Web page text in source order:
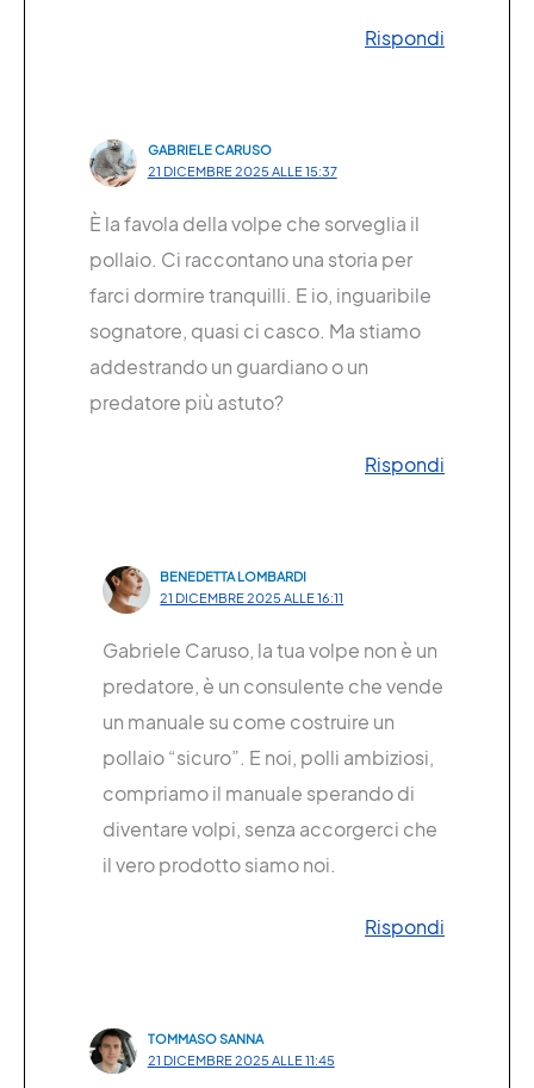
Rispondi
GABRIELE CARUSO
21 DICEMBRE 2025 ALLE 15:37
È la favola della volpe che sorveglia il
pollaio. Ci raccontano una storia per
farci dormire tranquilli. E io, inguaribile
sognatore, quasi ci casco. Ma stiamo
addestrando un guardiano o un
predatore più astuto?
Rispondi
BENEDETTA LOMBARDI
21 DICEMBRE 2025 ALLE 16:11
Gabriele Caruso, la tua volpe non è un
predatore, è un consulente che vende
un manuale su come costruire un
pollaio “sicuro”. E noi, polli ambiziosi,
compriamo il manuale sperando di
diventare volpi, senza accorgerci che
il vero prodotto siamo noi.
Rispondi
TOMMASO SANNA
21 DICEMBRE 2025 ALLE 11:45